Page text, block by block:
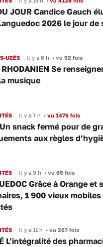
JOUR Candice Gauch
2026 le jour de
UZÈS Il y a 6 h •vu 92 fois
RHODANIEN Se
musique
Il y a 7 h •vu 1475 fois
snack fermé pour de
aux règles
Il y a 9 h •vu 65 fois
Grâce à Orange et
1 900 vieux mobiles
Il y a 11 h •vu 267 fois
L’intégralité des